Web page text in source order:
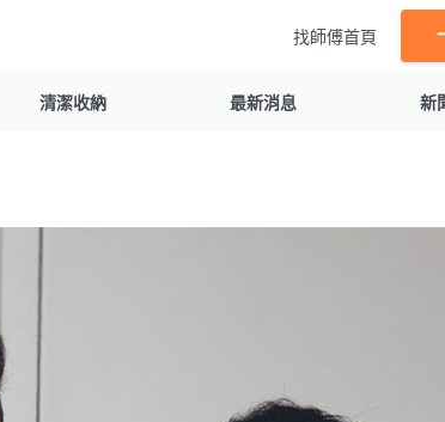
找師傅首頁
清潔收納 最新消息 新